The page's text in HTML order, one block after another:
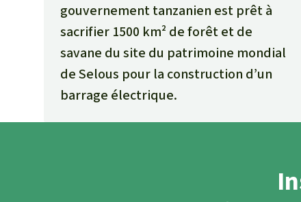
gouvernement tanzanien est prêt à
sacrifier 1500 km² de forêt et de
savane du site du patrimoine mondial
de Selous pour la construction d’un
barrage électrique.